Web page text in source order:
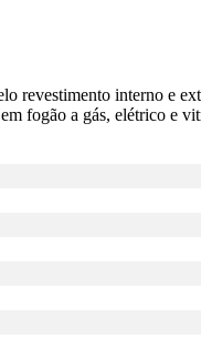
interno e
fogão a gás, elétrico e